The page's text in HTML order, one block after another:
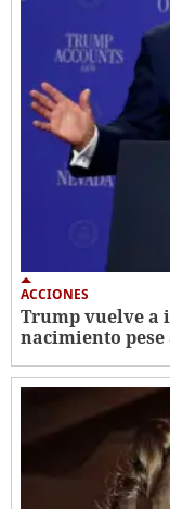
ACCIONES
Trump vuelve
nacimiento